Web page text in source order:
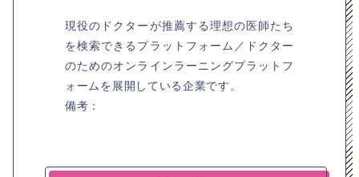
現役のドクターが推薦する理想の医師たち
を検索できるプラットフォーム／ドクター
のためのオンラインラーニングプラットフ
ォームを展開している企業です。
備考：